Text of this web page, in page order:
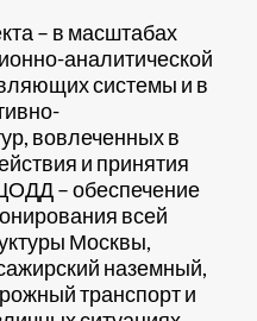
– в масштабах
аналитической
системы и в
вовлеченных в
и принятия
– обеспечение
всей
Москвы,
наземный,
транспорт и